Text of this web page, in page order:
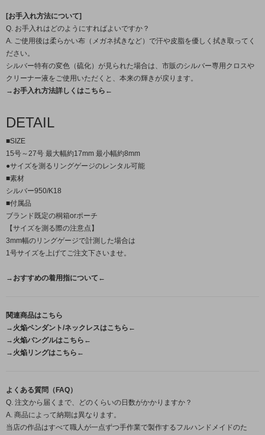
[お手入れ方法について]
Q. お手入れはどのようにすればよいですか？
A. ご使用後は柔らかい布（メガネ拭きなど）で汗や皮脂を優しく拭き取ってく
ださい。
シルバー特有の変色（硫化）が見られた場合は、市販のシルバー専用クロスや
クリーナー液をご使用いただくと、本来の輝きが戻ります。
→お手入れ方法詳しくはこちら←
DETAIL
■SIZE
15号～27号 最大幅約17mm 最小幅約8mm
●サイズを測るリングゲージのレンタル可能
■素材
シルバー950/K18
■付属品
ブランド既定の桐箱orポーチ
【サイズを測る際の注意点】
3mm幅のリングゲージで計測した場合は
1号サイズを上げてご注文下さいませ。
→おすすめの着用指について←
関連商品はこちら
→火焔ペンダント/ネックレスはこちら←
→火焔バングルはこちら←
→火焔リングはこちら←
よくある質問（FAQ）
Q. 注文から届くまで、どのくらいの日数がかかりますか？
A. 商品によって納期は異なります。
当店の作品はすべて職人が一点ずつ手作業で製作するフルハンドメイドのた